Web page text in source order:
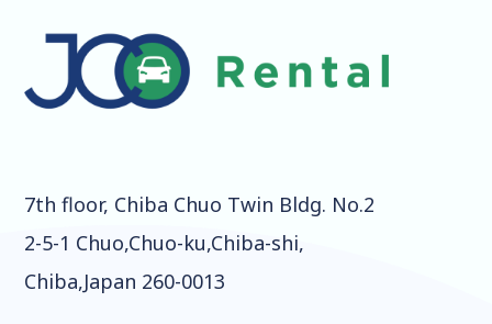
7th floor, Chiba Chuo Twin Bldg. No.2
2-5-1 Chuo,Chuo-ku,Chiba-shi,
Chiba,Japan 260-0013